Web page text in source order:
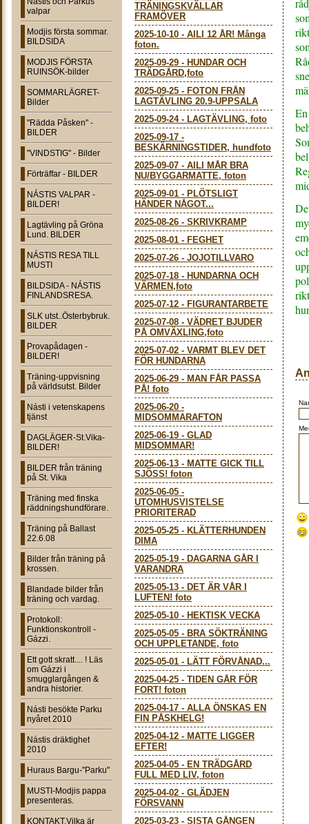
valpar
Modjis första sommar.
BILDSIDA
MODJIS FÖRSTA
RUINSÖK-bilder
SOMMARLÄGRET-
Bilder
"Rädda Påsken" -
BILDER
"VINDSTIG" - Bilder
Förträffar - BILDER
NÁSTIS VALPAR -
BILDER!
Lagtävling på Gröna
Lund. BILDER
NÁSTIS RESA TILL
MUSTI
BILDSIDA - NÁSTIS
FINLANDSRESA.
SLK utst..Österbybruk.
BILDER
Provapådagen -
BILDER!
Träning-uppvisning
på världsutst. Bilder
Násti i vetenskapens
tjänst
DAGLÄGER-St.Vika-
BILDER!
BILDER från träning
på St. Vika
Träning med finska
räddningshundförare.
Träning på Ballast
22.6.08
Bilder från träning på
krossen.
Blandade bilder från
träning och vardag.
Protokoll:
Funktionskontroll -
Gázzi.
Ett gott skratt.... ! Läs
om Gázzi i
smugglargången &
andra historier.
Násti besökte Parku
nyåret 2010
Nástis dräktighet
2010
Huraus Bargu-"Parku"
MUSTI-Modjis pappa
presenteras.
KONTAKT.Vilka är
TRÄNINGSKVÄLLAR
FRAMÖVER
2025-10-10 - AILI 12 ÅR! Många
foton.
2025-09-29 - HUNDAR OCH
TRÄDGÅRD,foto
2025-09-25 - FOTON FRÅN
LAGTÄVLING 20.9-UPPSALA
2025-09-24- LAGTÄVLING, foto
2025-09-17 -
BESKÄRNINGSTIDER, hundfoto
2025-09-07 - AILI MÅR BRA
NU/BYGGARMATTE, foton
2025-09-01 - PLÖTSLIGT
HÄNDER NÅGOT...
2025-08-26 - SKRIVKRAMP
2025-08-01 - FEGHET
2025-07-26 - JOJOTILLVARO
2025-07-18 - HUNDARNA OCH
VÄRMEN,foto
2025-07-12 - FIGURANTARBETE
2025-07-08 - VÄDRET BJUDER
PÅ OMVÄXLING,foto
2025-07-02 - VARMT BLEV DET
FÖR HUNDARNA
2025-06-29 - MAN FÅR PASSA
PÅ! foto
2025-06-20 -
MIDSOMMARAFTON
2025-06-19 - GLAD
MIDSOMMAR!
2025-06-13 - MATTE GICK TILL
SJÖSS! foton
2025-06-05 -
UTOMHUSVISTELSE
PRIORITERAD
2025-05-25 - KLÄTTERHUNDEN
DIMA
2025-05-19 - DAGARNA GÅR I
VARANDRA
2025-05-13 - DET ÄR VÅR I
LUFTEN! foto
2025-05-10 - HEKTISK VECKA
2025-05-05 - BRA SÖKTRÄNING
OCH UPPLETANDE, foto
2025-05-01 - LÄTT FÖRVÅNAD...
2025-04-25 - TIDEN GÅR FÖR
FORT! foton
2025-04-17 - ALLA ÖNSKAS EN
FIN PÅSKHELG!
2025-04-12 - MATTE LIGGER
EFTER!
2025-04-05 - EN TRÄDGÅRD
FULL MED LIV, foton
2025-04-02 - GLÄDJEN
FÖRSVANN
2025-03-23 - SISTA GÅNGEN